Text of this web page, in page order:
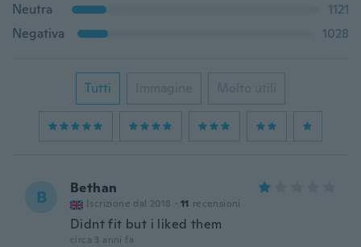
Neutra
1121
Negativa
1028
Tutti Immagine Molto utili
B Bethan
Iscrizione dal 2018 · 11 recensioni
Didnt fit but i liked them
circa 3 anni fa